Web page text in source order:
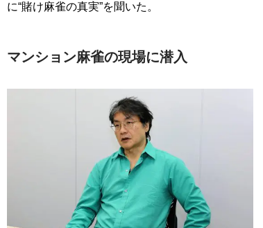
に“賭け麻雀の真実”を聞いた。
マンション麻雀の現場に潜入